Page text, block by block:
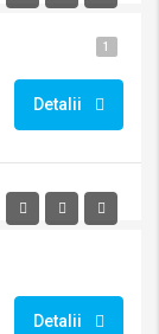
1
Detalii
Detalii